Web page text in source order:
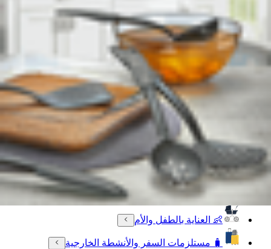
🌍 مستوردة لك
الصحة واللياقة البدنية
❄️ الأطعمة المجمدة
🐾 مستلزمات الحيوانات الأليفة
🧴 العناية بالجمال والعطورات
🔌 الأجهزة الالكترونية
💳 بطاقات رقمية
🍳 مستلزمات المنزل والمطبخ
🧹 أدوات التنظيف المنزلية
👶 العناية بالطفل والأم
🧳 مستلزمات السفر والأنشطة الخارجية